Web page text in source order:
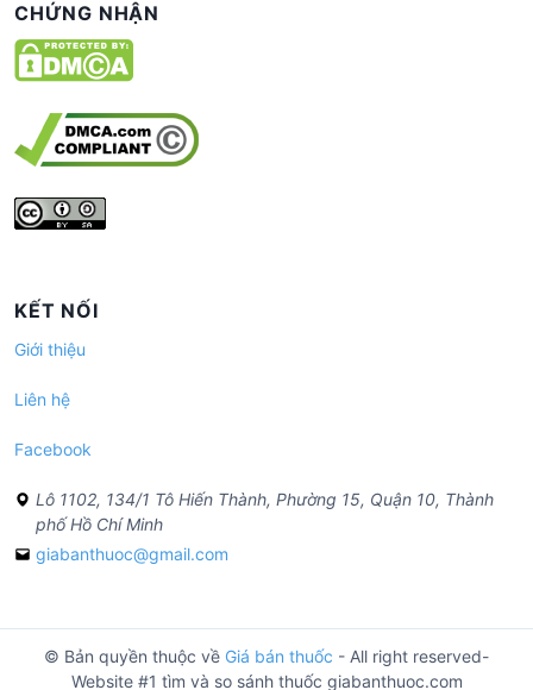
CHỨNG NHẬN
KẾT NỐI
Giới thiệu
Liên hệ
Facebook
Lô 1102, 134/1 Tô Hiến Thành, Phường 15, Quận 10, Thành
phố Hồ Chí Minh
giabanthuoc@gmail.com
© Bản quyền thuộc về Giá bán thuốc - All right reserved-
Website #1 tìm và so sánh thuốc giabanthuoc.com